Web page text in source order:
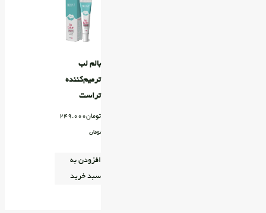
بالم لب
ترمیم‌کننده
تراست
تومان249.000
تومان
افزودن به
سبد خرید